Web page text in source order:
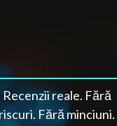
Recenzii reale. Fără
riscuri. Fără minciuni.